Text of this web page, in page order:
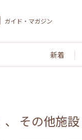
ガイド・マガジン
新着
、 その他施設